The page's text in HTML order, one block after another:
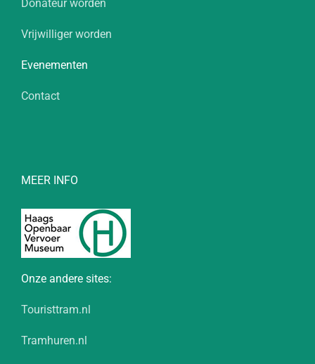
Donateur worden
Vrijwilliger worden
Evenementen
Contact
MEER INFO
Onze andere sites:
Touristtram.nl
Tramhuren.nl